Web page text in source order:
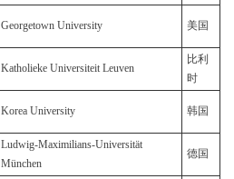
Georgetown University 美国
Katholieke Universiteit Leuven
比利
时
Korea University 韩国
Ludwig-Maximilians-Universität
München
德国